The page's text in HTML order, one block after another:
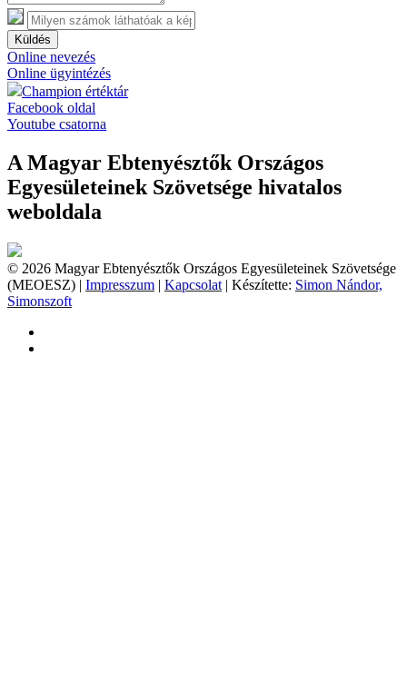
Küldés
Online nevezés
Online ügyintézés
Champion értéktár
Facebook oldal
Youtube csatorna
A Magyar Ebtenyésztők Országos
Egyesületeinek Szövetsége hivatalos
weboldala
© 2026 Magyar Ebtenyésztők Országos Egyesületeinek Szövetsége
(MEOESZ) | Impresszum | Kapcsolat | Készítette: Simon Nándor,
Simonszoft